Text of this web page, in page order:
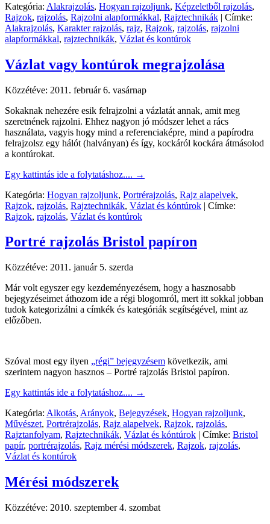
Kategória: Alakrajzolás, Hogyan rajzoljunk, Képzeletből rajzolás,
Rajzok, rajzolás, Rajzolni alapformákkal, Rajztechnikák | Címke:
Alakrajzolás, Karakter rajzolás, rajz, Rajzok, rajzolás, rajzolni
alapformákkal, rajztechnikák, Vázlat és kontúrok
Vázlat vagy kontúrok megrajzolása
Közzétéve: 2011. február 6. vasárnap
Sokaknak nehezére esik felrajzolni a vázlatát annak, amit meg
szeretnének rajzolni. Ehhez nagyon jó módszer lehet a rács
használata, vagyis hogy mind a referenciaképre, mind a papírodra
felrajzolsz egy hálót (halványan) és így, kockáról kockára átmásolod
a kontúrokat.
Egy kattintás ide a folytatáshoz.... →
Kategória: Hogyan rajzoljunk, Portrérajzolás, Rajz alapelvek,
Rajzok, rajzolás, Rajztechnikák, Vázlat és kóntúrok | Címke:
Rajzok, rajzolás, Vázlat és kontúrok
Portré rajzolás Bristol papíron
Közzétéve: 2011. január 5. szerda
Már volt egyszer egy kezdeményezésem, hogy a hasznosabb
bejegyzéseimet áthozom ide a régi blogomról, mert itt sokkal jobban
tudok kategorizálni a címkék és kategóriák segítségével, mint az
előzőben.
Szóval most egy ilyen „régi” bejegyzésem következik, ami
szerintem nagyon hasznos – Portré rajzolás Bristol papíron.
Egy kattintás ide a folytatáshoz.... →
Kategória: Alkotás, Arányok, Bejegyzések, Hogyan rajzoljunk,
Művészet, Portrérajzolás, Rajz alapelvek, Rajzok, rajzolás,
Rajztanfolyam, Rajztechnikák, Vázlat és kóntúrok | Címke: Bristol
papír, portrérajzolás, Rajz mérési módszerek, Rajzok, rajzolás,
Vázlat és kontúrok
Mérési módszerek
Közzétéve: 2010. szeptember 4. szombat